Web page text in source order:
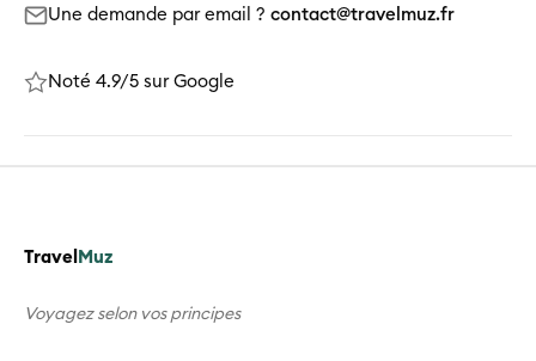
Une demande par email ? contact@travelmuz.fr
Noté 4.9/5 sur Google
Travel Muz
Voyagez selon vos principes